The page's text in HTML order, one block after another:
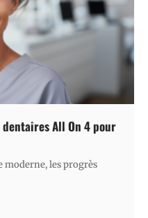
dentaires All On 4 pour
moderne, les progrès